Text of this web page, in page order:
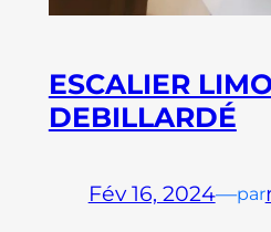
ESCALIER
DEBILLARDÉ
Fév 16, 2024—par